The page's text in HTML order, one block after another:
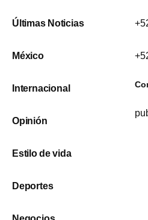
Últimas Noticias
México
Internacional
Opinión
Estilo de vida
Deportes